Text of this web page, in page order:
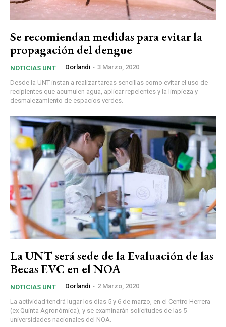
Se recomiendan medidas para evitar la
propagación del dengue
NOTICIAS UNT Dorlandi - 3 Marzo, 2020
Desde la UNT instan a realizar tareas sencillas como evitar el uso de
recipientes que acumulen agua, aplicar repelentes y la limpieza y
desmalezamiento de espacios verdes.
La UNT será sede de la Evaluación de las
Becas EVC en el NOA
NOTICIAS UNT Dorlandi - 2 Marzo, 2020
La actividad tendrá lugar los días 5 y 6 de marzo, en el Centro Herrera
(ex Quinta Agronómica), y se examinarán solicitudes de las 5
universidades nacionales del NOA.